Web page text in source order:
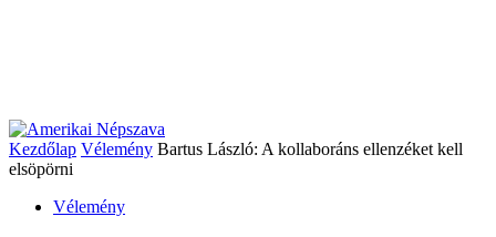
Kezdőlap Vélemény Bartus László: A kollaboráns ellenzéket kell
elsöpörni
Vélemény